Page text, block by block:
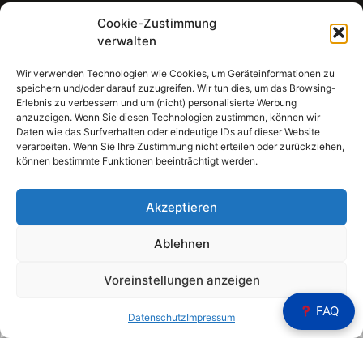
Cookie-Zustimmung
verwalten
Wir verwenden Technologien wie Cookies, um Geräteinformationen zu
speichern und/oder darauf zuzugreifen. Wir tun dies, um das Browsing-
Erlebnis zu verbessern und um (nicht) personalisierte Werbung
anzuzeigen. Wenn Sie diesen Technologien zustimmen, können wir
Daten wie das Surfverhalten oder eindeutige IDs auf dieser Website
verarbeiten. Wenn Sie Ihre Zustimmung nicht erteilen oder zurückziehen,
können bestimmte Funktionen beeinträchtigt werden.
Akzeptieren
Ablehnen
Voreinstellungen anzeigen
DatenschutzImpressum
07147 270 3349
Email:
sekretariat(at)gleis4-seminarzentrum.com
Adresse:
Bahnhofstraße 21, 74343 Sachsenheim
FAQ
for: